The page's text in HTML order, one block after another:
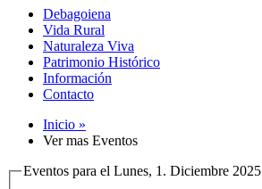
Debagoiena
Vida Rural
Naturaleza Viva
Patrimonio Histórico
Información
Contacto
Inicio »
Ver mas Eventos
Eventos para el Lunes, 1. Diciembre 2025